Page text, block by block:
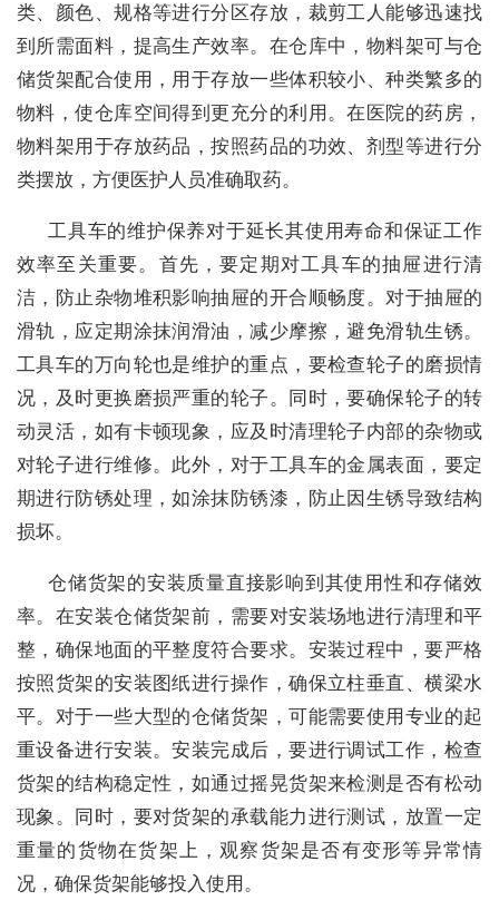
类、颜色、规格等进行分区存放，裁剪工人能够迅速找
到所需面料，提高生产效率。在仓库中，物料架可与仓
储货架配合使用，用于存放一些体积较小、种类繁多的
物料，使仓库空间得到更充分的利用。在医院的药房，
物料架用于存放药品，按照药品的功效、剂型等进行分
类摆放，方便医护人员准确取药。
工具车的维护保养对于延长其使用寿命和保证工作
效率至关重要。首先，要定期对工具车的抽屉进行清
洁，防止杂物堆积影响抽屉的开合顺畅度。对于抽屉的
滑轨，应定期涂抹润滑油，减少摩擦，避免滑轨生锈。
工具车的万向轮也是维护的重点，要检查轮子的磨损情
况，及时更换磨损严重的轮子。同时，要确保轮子的转
动灵活，如有卡顿现象，应及时清理轮子内部的杂物或
对轮子进行维修。此外，对于工具车的金属表面，要定
期进行防锈处理，如涂抹防锈漆，防止因生锈导致结构
损坏。
仓储货架的安装质量直接影响到其使用性和存储效
率。在安装仓储货架前，需要对安装场地进行清理和平
整，确保地面的平整度符合要求。安装过程中，要严格
按照货架的安装图纸进行操作，确保立柱垂直、横梁水
平。对于一些大型的仓储货架，可能需要使用专业的起
重设备进行安装。安装完成后，要进行调试工作，检查
货架的结构稳定性，如通过摇晃货架来检测是否有松动
现象。同时，要对货架的承载能力进行测试，放置一定
重量的货物在货架上，观察货架是否有变形等异常情
况，确保货架能够投入使用。